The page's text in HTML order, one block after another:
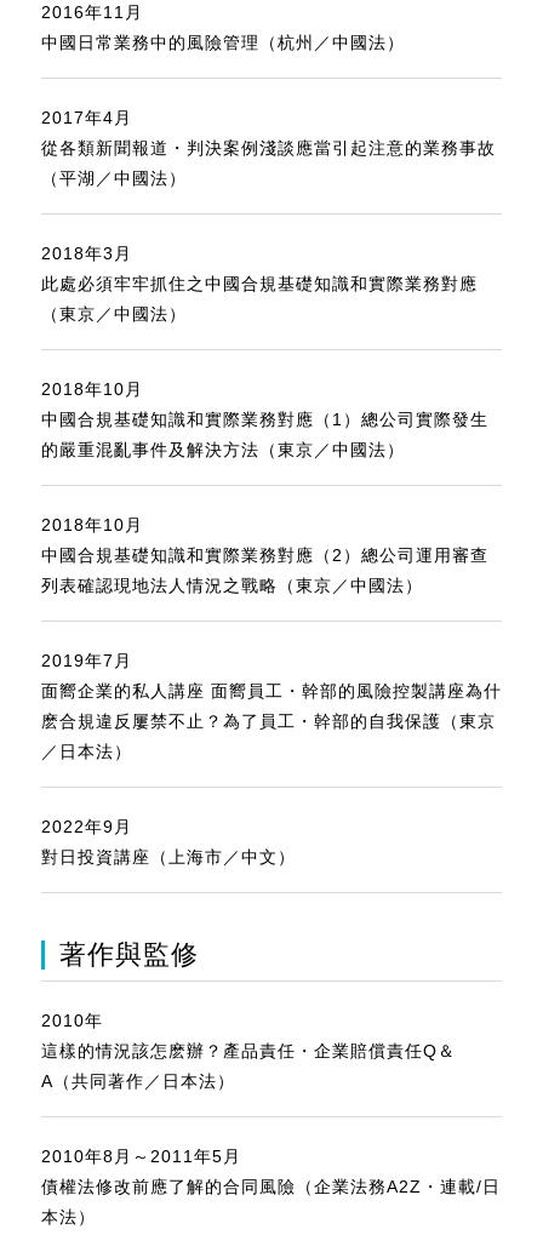
2016年11月
中國日常業務中的風險管理（杭州／中國法）
2017年4月
從各類新聞報道・判決案例淺談應當引起注意的業務事故
（平湖／中國法）
2018年3月
此處必須牢牢抓住之中國合規基礎知識和實際業務對應
（東京／中國法）
2018年10月
中國合規基礎知識和實際業務對應（1）總公司實際發生
的嚴重混亂事件及解決方法（東京／中國法）
2018年10月
中國合規基礎知識和實際業務對應（2）總公司運用審查
列表確認現地法人情況之戰略（東京／中國法）
2019年7月
面嚮企業的私人講座 面嚮員工・幹部的風險控製講座為什
麽合規違反屢禁不止？為了員工・幹部的自我保護（東京
／日本法）
2022年9月
對日投資講座（上海市／中文）
著作與監修
2010年
這樣的情況該怎麽辦？產品責任・企業賠償責任Q＆
A（共同著作／日本法）
2010年8月～2011年5月
債權法修改前應了解的合同風險（企業法務A2Z・連載/日
本法）